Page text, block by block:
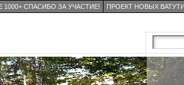
1000+ СПАСИБО ЗА УЧАСТИЕ! ПРОЕКТ НОВЫХ